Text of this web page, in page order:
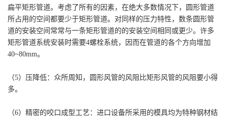
扁平矩形管道。考虑了所有的因素，在绝大多数情况下，圆形管道
所占用的空间都要少于矩形管道。对同样的压力特性，数条圆形管
道的安装空间常常与一条矩形管道的的安装空间相同或更少。许多
矩形管道系统安装时需要4螺栓系统，因而在管道的各个方向增加
40~80mm。
（5）压降低：众所周知，圆形风管的风阻比矩形风管的风阻要小得
多。
（6）精密的咬口成型工艺：进口设备所采用的模具均为特种钢材结